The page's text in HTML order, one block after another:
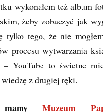
wykonałem też album
żeby zobaczyć jak
tylko tego, że nie
procesu wytwarzania
YouTube to świetne
z drugiej ręki.
mamyMuzeum